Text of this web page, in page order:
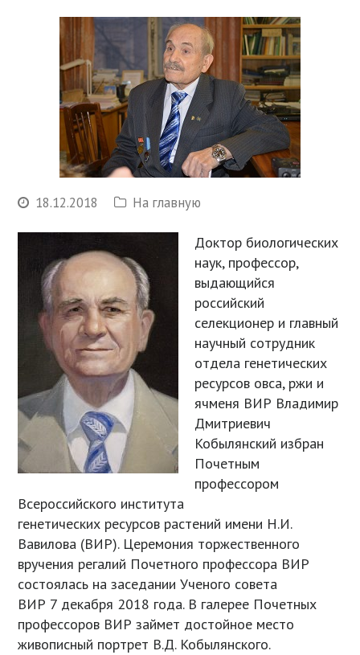
18.12.2018 На главную
Доктор биологических
наук, профессор,
выдающийся
российский
селекционер и главный
научный сотрудник
отдела генетических
ресурсов овса, ржи и
ячменя ВИР Владимир
Дмитриевич
Кобылянский избран
Почетным
профессором
Всероссийского института
генетических ресурсов растений имени Н.И.
Вавилова (ВИР). Церемония торжественного
вручения регалий Почетного профессора ВИР
состоялась на заседании Ученого совета
ВИР 7 декабря 2018 года. В галерее Почетных
профессоров ВИР займет достойное место
живописный портрет В.Д. Кобылянского.